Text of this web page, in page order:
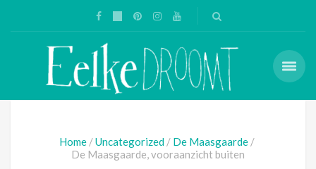
Home Uncategorized
De Maasgaarde
De Maasgaarde, vooraanzicht buiten